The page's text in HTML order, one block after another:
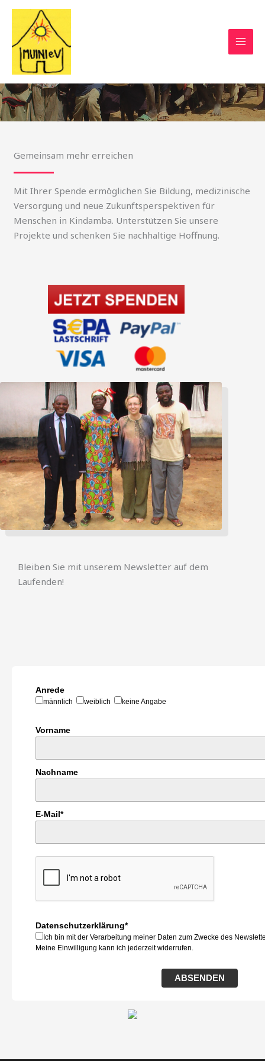
Zum
springen
Gemeinsam mehr erreichen
Mit Ihrer Spende ermöglichen Sie Bildung, medizinische
Versorgung und neue Zukunftsperspektiven für
Menschen in Kindamba. Unterstützen Sie unsere
Projekte und schenken Sie nachhaltige Hoffnung.
Bleiben Sie mit unserem Newsletter auf dem
Laufenden!
Anrede
männlich weiblich keine Angabe
Vorname
Nachname
E-Mail*
Datenschutzerklärung*
Ich bin mit der Verarbeitung meiner Daten zum Zwecke des
Meine Einwilligung kann ich jederzeit widerrufen.
ABSENDEN